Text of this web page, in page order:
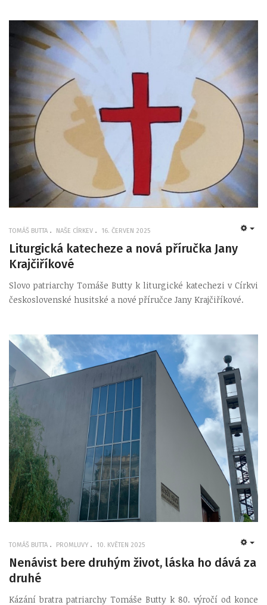
TOMÁŠ BUTTA NAŠE CÍRKEV 16. ČERVEN 2025
Liturgická katecheze a nová příručka Jany
Krajčiříkové
Slovo patriarchy Tomáše Butty k liturgické katechezi v Církvi
československé husitské a nové příručce Jany Krajčiříkové.
TOMÁŠ BUTTA PROMLUVY 10. KVĚTEN 2025
Nenávist bere druhým život, láska ho dává za
druhé
Kázání bratra patriarchy Tomáše Butty k 80. výročí od konce